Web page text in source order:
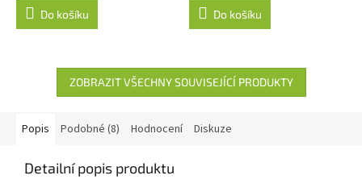
Do košíku Do košíku
ZOBRAZIT VŠECHNY SOUVISEJÍCÍ PRODUKTY
Popis Podobné (8) Hodnocení Diskuze
Detailní popis produktu